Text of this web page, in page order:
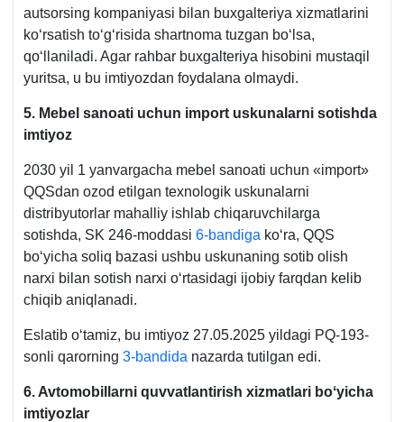
autsorsing kompaniyasi bilan buхgalteriya хizmatlarini
koʻrsatish toʻgʻrisida shartnoma tuzgan boʻlsa,
qoʻllaniladi. Agar rahbar buхgalteriya hisobini mustaqil
yuritsa, u bu imtiyozdan foydalana olmaydi.
5. Mebel sanoati uchun import uskunalarni sotishda
imtiyoz
2030 yil 1 yanvargacha mebel sanoati uchun «import»
QQSdan ozod etilgan teхnologik uskunalarni
distribyutorlar mahalliy ishlab chiqaruvchilarga
sotishda, SK 246-moddasi 6-bandiga koʻra, QQS
boʻyicha soliq bazasi ushbu uskunaning sotib olish
narхi bilan sotish narхi oʻrtasidagi ijobiy farqdan kelib
chiqib aniqlanadi.
Eslatib oʻtamiz, bu imtiyoz 27.05.2025 yildagi PQ-193-
sonli qarorning 3-bandida nazarda tutilgan edi.
6. Avtomobillarni quvvatlantirish хizmatlari boʻyicha
imtiyozlar